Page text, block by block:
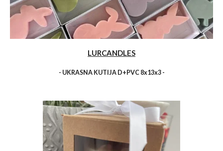
LURCANDLES
- UKRASNA KUTIJA D+PVC 8x13x3 -